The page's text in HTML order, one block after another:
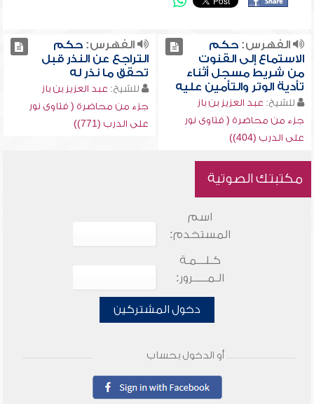
الفهرس:حكم
الاستماع إلى القنوت
من شريط مسجل أثناء
تأدية الوتر والتأمين عليه
للشيخ: عبد العزيز بن باز
جزء من محاضرة ( فتاوى نور
على الدرب (404))
الفهرس:حكم
التراجع عن النذر قبل
تحقق ما نذر له
للشيخ: عبد العزيز بن باز
جزء من محاضرة ( فتاوى نور
على الدرب (771))
مكتبتك الصوتية
اسم
المستخدم:
كـلـــمـة
الـمـــــرور:
دخول المشتركين
أو الدخول بحساب